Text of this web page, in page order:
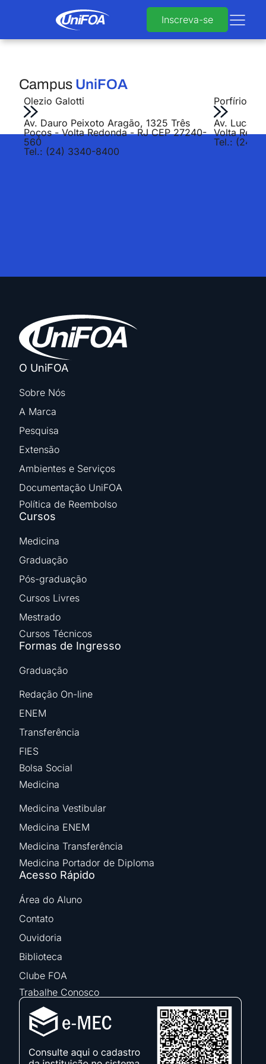
Inscreva-se
Campus UniFOA
Olezio Galotti
Av. Dauro Peixoto Aragão, 1325 Três
Poços - Volta Redonda - RJ CEP 27240-
560
Tel.: (24) 3340-8400
Porfírio
Av. Lucas
Volta
Tel.: (24)
O UniFOA
Sobre Nós
A Marca
Pesquisa
Extensão
Ambientes e Serviços
Documentação UniFOA
Política de Reembolso
Cursos
Medicina
Graduação
Pós-graduação
Cursos Livres
Mestrado
Cursos Técnicos
Formas de Ingresso
Graduação
Redação On-line
ENEM
Transferência
FIES
Bolsa Social
Medicina
Medicina Vestibular
Medicina ENEM
Medicina Transferência
Medicina Portador de Diploma
Acesso Rápido
Área do Aluno
Contato
Ouvidoria
Biblioteca
Clube FOA
Trabalhe Conosco